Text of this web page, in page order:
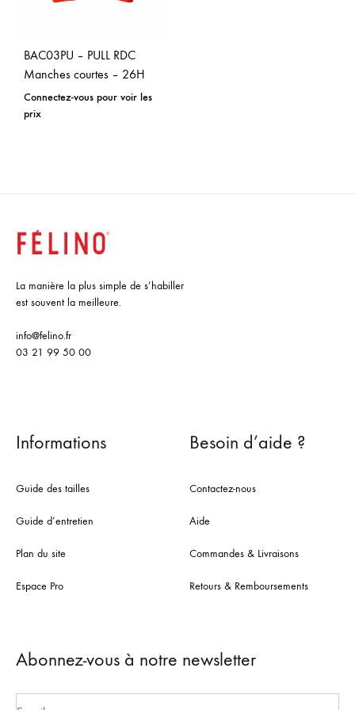
BAC03PU – PULL RDC
Manches courtes – 26H
Connectez-vous pour voir les
prix
La manière la plus simple de s’habiller
est souvent la meilleure.
info@felino.fr
03 21 99 50 00
Informations
Guide des tailles
Guide d’entretien
Plan du site
Espace Pro
Besoin d’aide ?
Contactez-nous
Aide
Commandes & Livraisons
Retours & Remboursements
Abonnez-vous à notre newsletter